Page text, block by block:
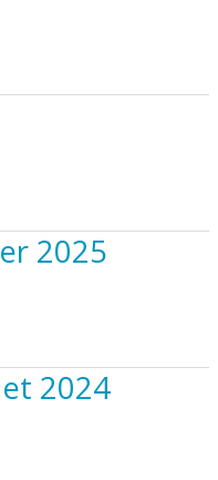
2025
2024